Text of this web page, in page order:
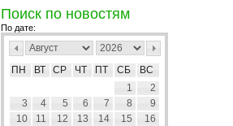
Поиск по новостям
По дате:
ПН ВТ СР ЧТ ПТ СБ
ВС
1
2
3
4 5 6 7 8
9
10
11 12 13 14 15
16